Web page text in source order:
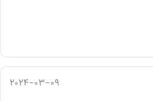
2024-03-09